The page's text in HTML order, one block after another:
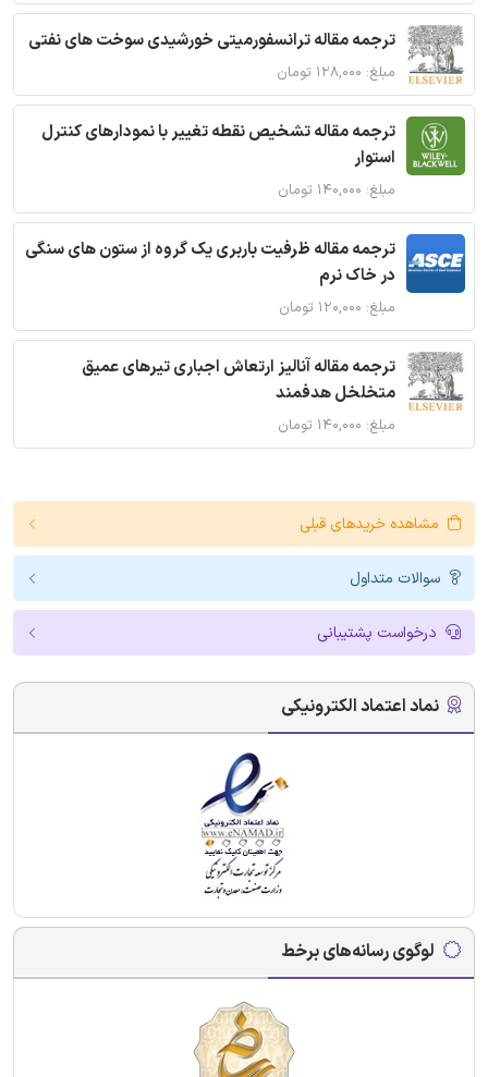
ترجمه مقاله ترانسفورمیتی خورشیدی سوخت های نفتی
مبلغ: ۱۲۸,۰۰۰ تومان
ترجمه مقاله تشخیص نقطه تغییر با نمودارهای کنترل
استوار
مبلغ: ۱۴۰,۰۰۰ تومان
ترجمه مقاله ظرفیت باربری یک گروه از ستون های سنگی
در خاک نرم
مبلغ: ۱۲۰,۰۰۰ تومان
ترجمه مقاله آنالیز ارتعاش اجباری تیرهای عمیق
متخلخل هدفمند
مبلغ: ۱۴۰,۰۰۰ تومان
مشاهده خریدهای قبلی
سوالات متداول
درخواست پشتیبانی
نماد اعتماد الکترونیکی
لوگوی رسانه‌های برخط